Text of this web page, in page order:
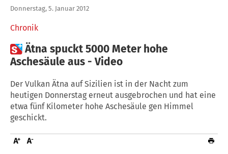
Chronik
Donnerstag, 5. Januar 2012
Ätna spuckt 5000 Meter hohe
Aschesäule aus - Video
Der Vulkan Ätna auf Sizilien ist in der Nacht zum
heutigen Donnerstag erneut ausgebrochen und hat eine
etwa fünf Kilometer hohe Aschesäule gen Himmel
geschickt.